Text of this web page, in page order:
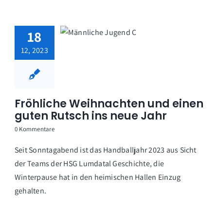
18
12, 2023
Fröhliche Weihnachten und einen
guten Rutsch ins neue Jahr
0 Kommentare
Seit Sonntagabend ist das Handballjahr 2023 aus Sicht
der Teams der HSG Lumdatal Geschichte, die
Winterpause hat in den heimischen Hallen Einzug
gehalten.